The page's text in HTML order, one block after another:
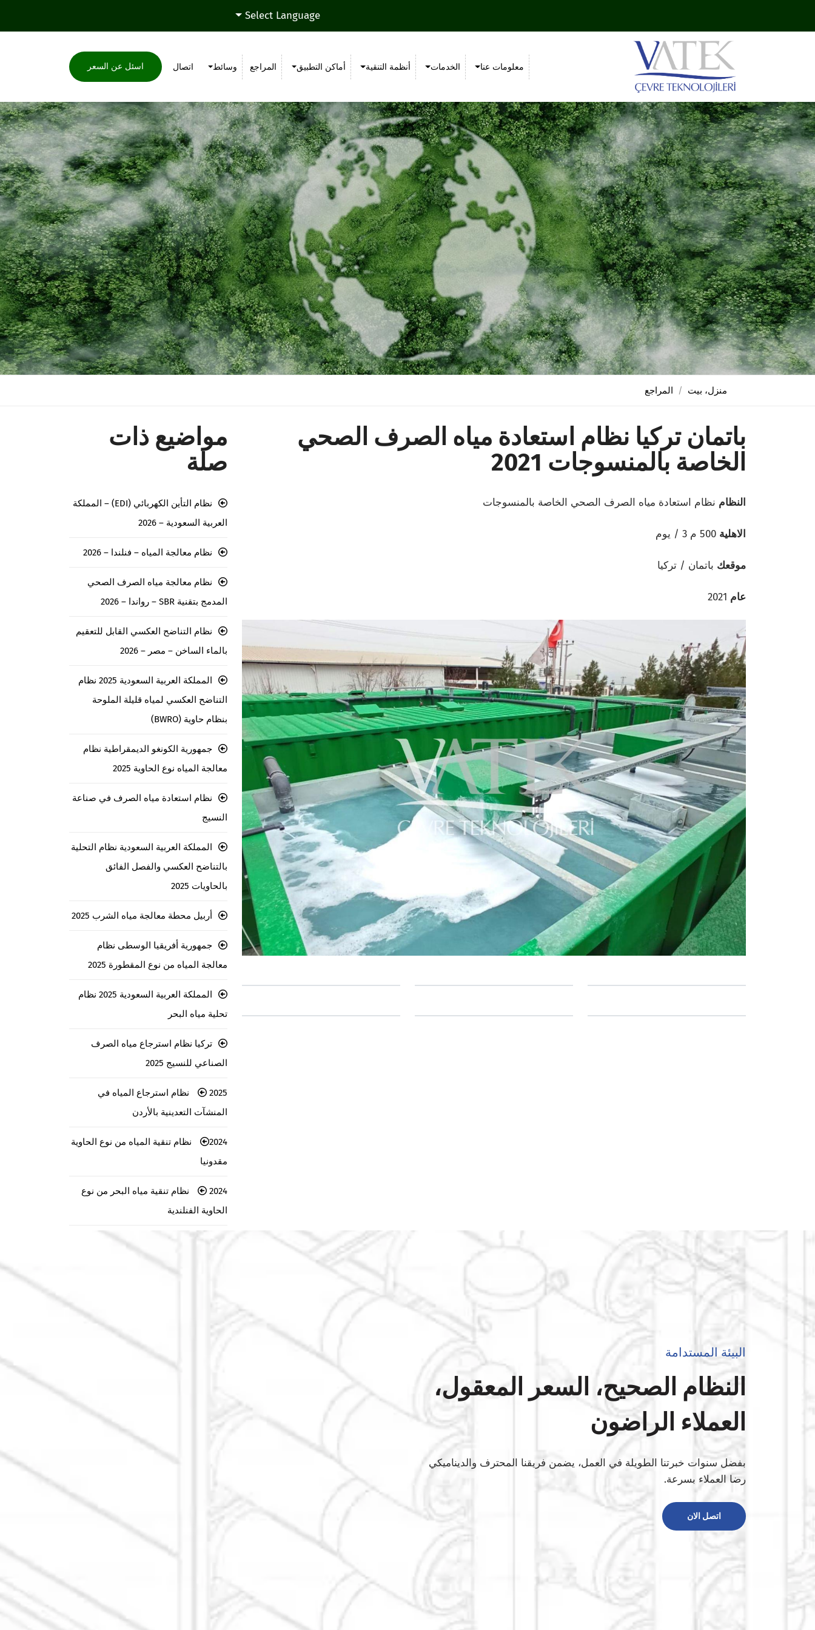
Select Language
معلومات عنا الخدمات أنظمة التنقية أماكن التطبيق المراجع وسائط اتصال اسئل عن السعر
منزل، بيت المراجع
باتمان تركيا نظام استعادة مياه الصرف الصحي
الخاصة بالمنسوجات 2021
النظام نظام استعادة مياه الصرف الصحي الخاصة بالمنسوجات
الاهلية
موقعك باتمان / تركيا
عام
مواضيع ذات
صلة
نظام التأين الكهربائي (EDI) – المملكة
العربية السعودية – 2026
نظام معالجة المياه – فنلندا – 2026
نظام معالجة مياه الصرف الصحي
المدمج بتقنية SBR – رواندا – 2026
نظام التناضح العكسي القابل للتعقيم
بالماء الساخن – مصر – 2026
المملكة العربية السعودية 2025 نظام
التناضح العكسي لمياه قليلة الملوحة
بنظام حاوية (BWRO)
جمهورية الكونغو الديمقراطية نظام
معالجة المياه نوع الحاوية 2025
نظام استعادة مياه الصرف في صناعة
النسيج
المملكة العربية السعودية نظام التحلية
بالتناضح العكسي والفصل الفائق
بالحاويات 2025
أربيل محطة معالجة مياه الشرب 2025
جمهورية أفريقيا الوسطى نظام
معالجة المياه من نوع المقطورة 2025
المملكة العربية السعودية 2025 نظام
تحلية مياه البحر
تركيا نظام استرجاع مياه الصرف
الصناعي للنسيج 2025
2025 نظام استرجاع المياه في
المنشآت التعدينية بالأردن
2024 نظام تنقية المياه من نوع الحاوية
مقدونيا
2024 نظام تنقية مياه البحر من نوع
الحاوية الفنلندية
البيئة المستدامة
النظام الصحيح، السعر المعقول،
العملاء الراضون
بفضل سنوات خبرتنا الطويلة في العمل، يضمن فريقنا المحترف والديناميكي
رضا العملاء بسرعة.
اتصل الان